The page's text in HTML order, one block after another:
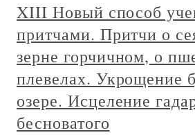
XIII Новый способ
притчами. Притчи о
зерне горчичном, о
плевелах. Укрощение
озере. Исцеление
бесноватого